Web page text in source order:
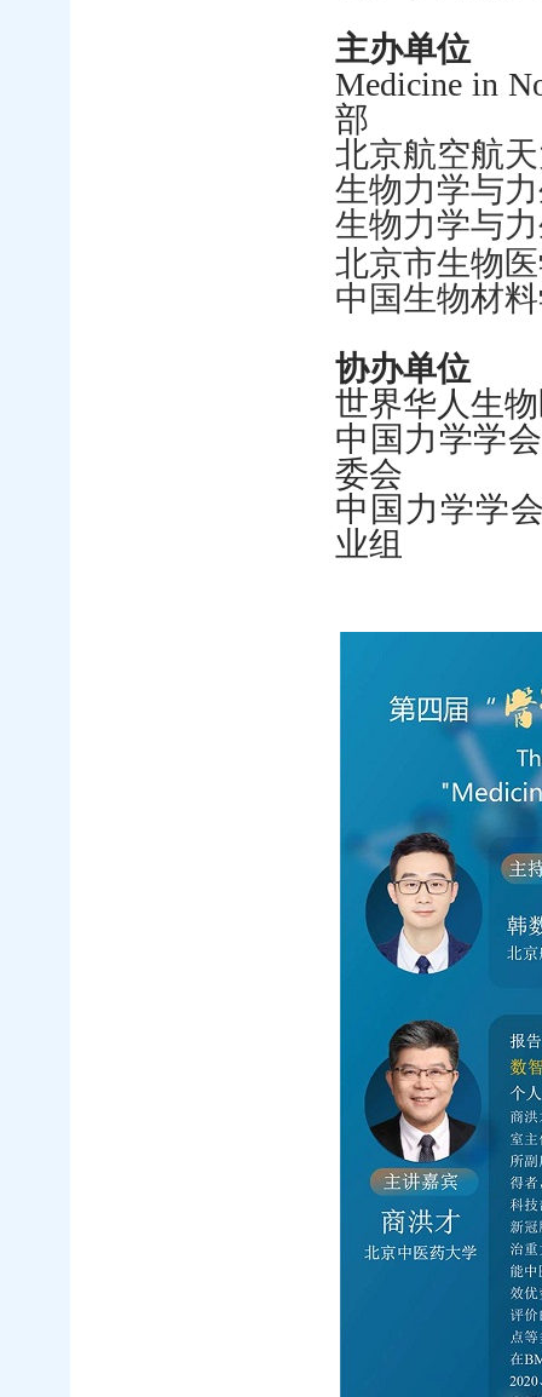
主办单位
Medicine in
部
北京航空航
生物力学与
生物力学与
北京市生物
中国生物材
协办单位
世界华人生
中国力学学会
委会
中国力学学
业组